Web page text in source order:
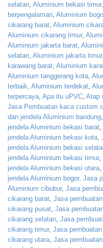
selatan, Aluminium bekasi timur,
berpengalaman, Aluminium
cikarang barat, Aluminium
Aluminium cikarang timur,
Aluminium jakarta barat,
selatan, Aluminium jakarta timur,
karawang barat, Aluminium
Aluminium tanggerang kota,
terbaik, Aluminium terdekat,
terpercaya, Apa itu uPVC, Atap
Jasa Pembuatan kaca custom
dan jendela Aluminium bandung,
jendela Aluminium bekasi barat,
jendela Aluminium bekasi kota,
jendela Aluminium bekasi
jendela Aluminium bekasi timur,
jendela Aluminium bekasi utara,
jendela Aluminium bogor, Jasa
Aluminium cibubur, Jasa
cikarang barat, Jasa
cikarang pusat, Jasa
cikarang selatan, Jasa
cikarang timur, Jasa
cikarang utara, Jasa